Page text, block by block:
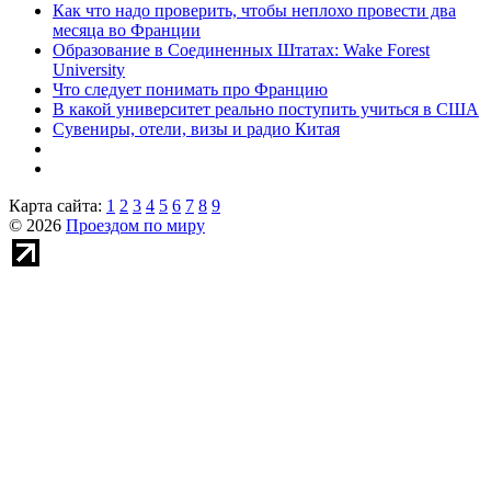
Как что надо проверить, чтобы неплохо провести два
месяца во Франции
Образование в Соединенных Штатах: Wake Forest
University
Что следует понимать про Францию
В какой университет реально поступить учиться в США
Сувениры, отели, визы и радио Китая
Карта сайта: 1 2 3 4 5 6 7 8 9
© 2026 Проездом по миру